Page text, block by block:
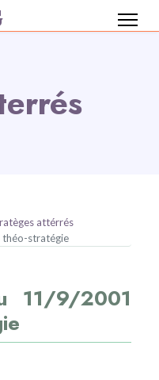
attérrés
stratégie
11/9/2001